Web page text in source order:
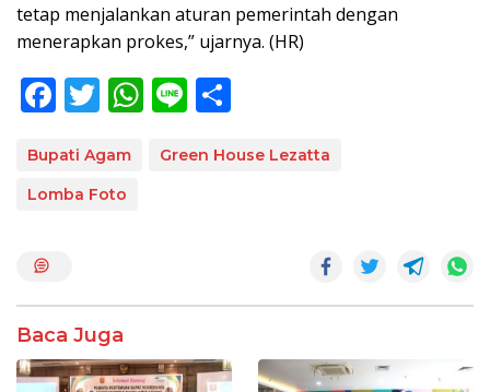
tetap menjalankan aturan pemerintah dengan
menerapkan prokes,” ujarnya. (HR)
F
e
b
k
T
itt
er
W
at
p
Li
e ar
Bupati Agam
Green House Lezatta
Lomba Foto
Baca Juga